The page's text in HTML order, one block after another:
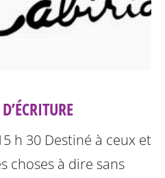
h 30 Destiné à ceux et
choses à dire sans